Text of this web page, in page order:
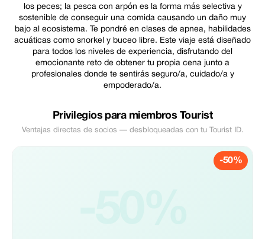
los peces; la pesca con arpón es la forma más selectiva y
sostenible de conseguir una comida causando un daño muy
bajo al ecosistema. Te pondré en clases de apnea, habilidades
acuáticas como snorkel y buceo libre. Este viaje está diseñado
para todos los niveles de experiencia, disfrutando del
emocionante reto de obtener tu propia cena junto a
profesionales donde te sentirás seguro/a, cuidado/a y
empoderado/a.
Privilegios para miembros Tourist
Ventajas directas de socios — desbloqueadas con tu Tourist ID.
-50%